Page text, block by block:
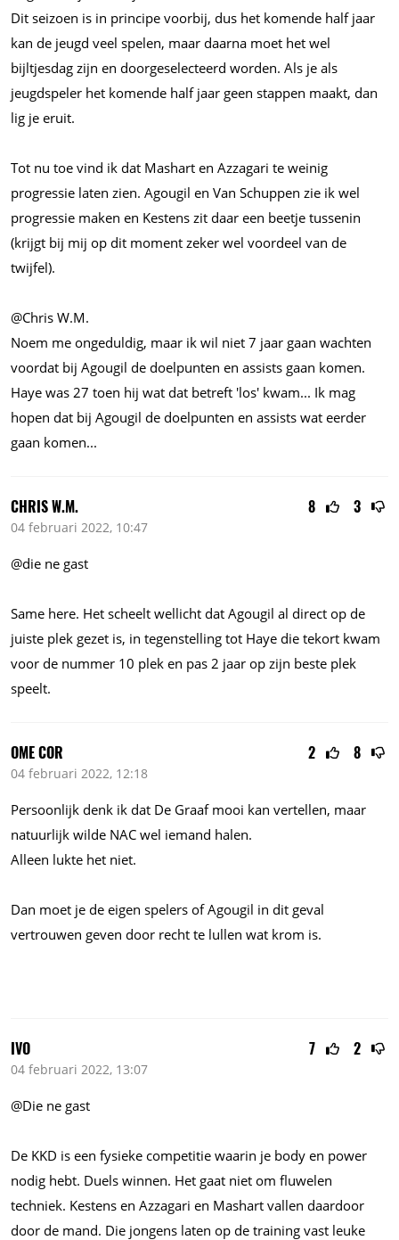
Dit seizoen is in principe voorbij, dus het komende half jaar
kan de jeugd veel spelen, maar daarna moet het wel
bijltjesdag zijn en doorgeselecteerd worden. Als je als
jeugdspeler het komende half jaar geen stappen maakt, dan
lig je eruit.
Tot nu toe vind ik dat Mashart en Azzagari te weinig
progressie laten zien. Agougil en Van Schuppen zie ik wel
progressie maken en Kestens zit daar een beetje tussenin
(krijgt bij mij op dit moment zeker wel voordeel van de
twijfel).
@Chris W.M.
Noem me ongeduldig, maar ik wil niet 7 jaar gaan wachten
voordat bij Agougil de doelpunten en assists gaan komen.
Haye was 27 toen hij wat dat betreft 'los' kwam... Ik mag
hopen dat bij Agougil de doelpunten en assists wat eerder
gaan komen...
8 3
CHRIS W.M.
04 februari 2022, 10:47
@die ne gast
Same here. Het scheelt wellicht dat Agougil al direct op de
juiste plek gezet is, in tegenstelling tot Haye die tekort kwam
voor de nummer 10 plek en pas 2 jaar op zijn beste plek
speelt.
2 8
OME COR
04 februari 2022, 12:18
Persoonlijk denk ik dat De Graaf mooi kan vertellen, maar
natuurlijk wilde NAC wel iemand halen.
Alleen lukte het niet.
Dan moet je de eigen spelers of Agougil in dit geval
vertrouwen geven door recht te lullen wat krom is.
7 2
IVO
04 februari 2022, 13:07
@Die ne gast
De KKD is een fysieke competitie waarin je body en power
nodig hebt. Duels winnen. Het gaat niet om fluwelen
techniek. Kestens en Azzagari en Mashart vallen daardoor
door de mand. Die jongens laten op de training vast leuke